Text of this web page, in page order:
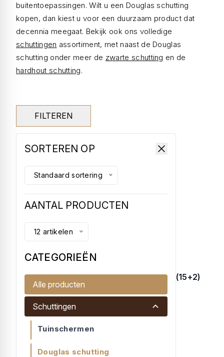
buitentoepassingen. Wilt u een Douglas schutting
kopen, dan kiest u voor een duurzaam product dat
decennia meegaat. Bekijk ook ons volledige
schuttingen assortiment, met naast de Douglas
schutting onder meer de zwarte schutting en de
hardhout schutting.
SORTEREN OP
Standaard sortering
AANTAL PRODUCTEN
12 artikelen
CATEGORIEËN
Alle producten
Schuttingen
Tuinschermen
Douglas schutting
FILTEREN
Afbouwscherm links douglas 17 planks (15+2)
Afbouwscherm links, 17 planken. 15...
€ 125,75